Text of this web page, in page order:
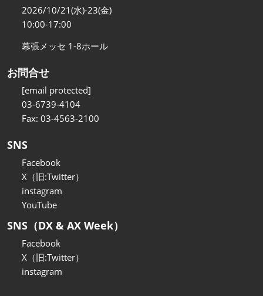
2026/10/21(水)-23(金)
10:00-17:00
幕張メッセ 1-8ホール
お問合せ
[email protected]
03-6739-4104
Fax: 03-4563-2100
SNS
Facebook
X（旧:Twitter）
instagram
YouTube
SNS（DX & AX Week）
Facebook
X（旧:Twitter）
instagram